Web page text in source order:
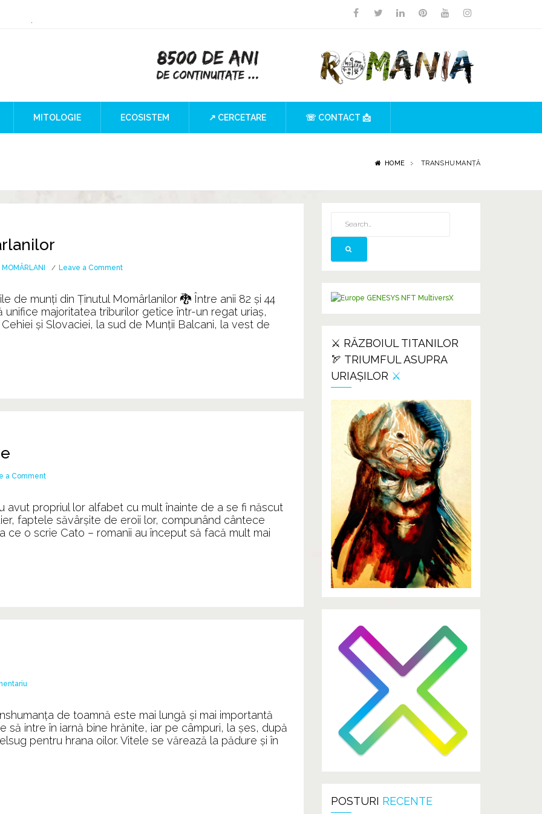
MITOLOGIE ECOSISTEM ↗ CERCETARE ☏ CONTACT 📩
HOME TRANSHUMANȚĂ
MOMÂRLANI Leave a Commenton
Ținutul
Momârlanilor
de munți din Ținutul Momârlanilor 🐉 Între anii 82 şi 44
unifice majoritatea triburilor getice într-un regat uriaş,
şi Slovaciei, la sud de Munţii Balcani, la vest de
a Commenton
străveche
avut propriul lor alfabet cu mult înainte de a se fi născut
faptele săvârșite de eroii lor, compunând cântece
ce o scrie Cato – romanii au început să facă mult mai
toamnă
de toamnă este mai lungă și mai importantă
intre în iarnă bine hrănite, iar pe câmpuri, la şes, după
pentru hrana oilor. Vitele se vărează la pădure și în
⚔️ RĂZBOIUL TITANILOR
🏹 TRIUMFUL ASUPRA
URIAȘILOR ⚔️
POSTURI RECENTE